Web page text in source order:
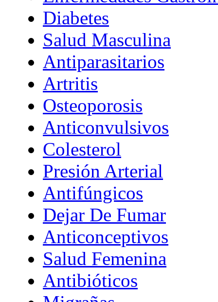
Diabetes
Salud Masculina
Antiparasitarios
Artritis
Osteoporosis
Anticonvulsivos
Colesterol
Presión Arterial
Antifúngicos
Dejar De Fumar
Anticonceptivos
Salud Femenina
Antibióticos